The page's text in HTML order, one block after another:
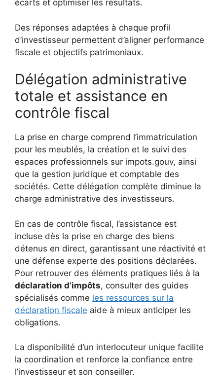
écarts et optimiser les résultats.
Des réponses adaptées à chaque profil
d’investisseur permettent d’aligner performance
fiscale et objectifs patrimoniaux.
Délégation administrative
totale et assistance en
contrôle fiscal
La prise en charge comprend l’immatriculation
pour les meublés, la création et le suivi des
espaces professionnels sur impots.gouv, ainsi
que la gestion juridique et comptable des
sociétés. Cette délégation complète diminue la
charge administrative des investisseurs.
En cas de contrôle fiscal, l’assistance est
incluse dès la prise en charge des biens
détenus en direct, garantissant une réactivité et
une défense experte des positions déclarées.
Pour retrouver des éléments pratiques liés à la
déclaration d’impôts, consulter des guides
spécialisés comme les ressources sur la
déclaration fiscale aide à mieux anticiper les
obligations.
La disponibilité d’un interlocuteur unique facilite
la coordination et renforce la confiance entre
l’investisseur et son conseiller.